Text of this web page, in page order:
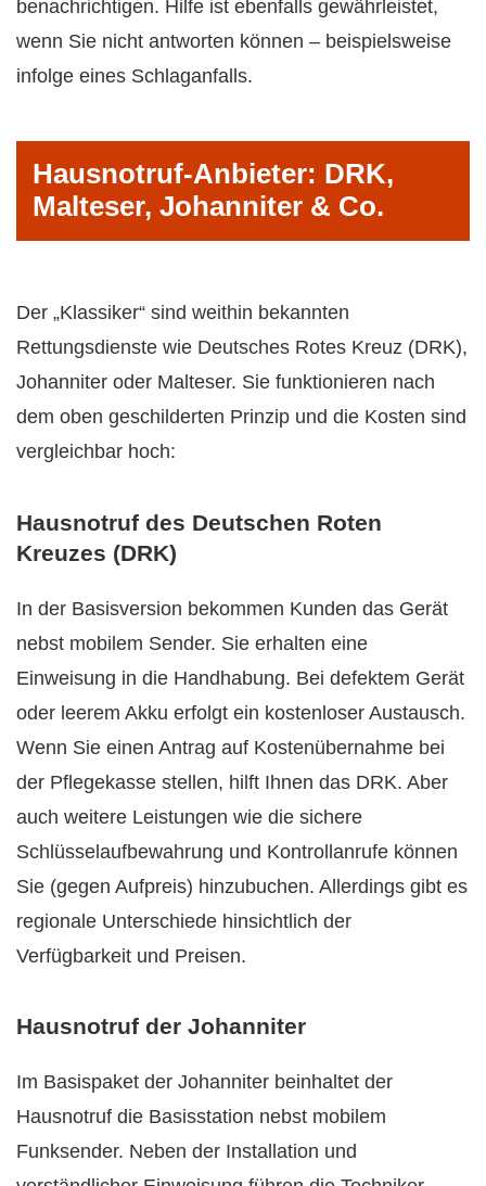
benachrichtigen. Hilfe ist ebenfalls gewährleistet,
wenn Sie nicht antworten können – beispielsweise
infolge eines Schlaganfalls.
Hausnotruf-Anbieter: DRK,
Malteser, Johanniter & Co.
Der „Klassiker“ sind weithin bekannten
Rettungsdienste wie Deutsches Rotes Kreuz (DRK),
Johanniter oder Malteser. Sie funktionieren nach
dem oben geschilderten Prinzip und die Kosten sind
vergleichbar hoch:
Hausnotruf des Deutschen Roten
Kreuzes (DRK)
In der Basisversion bekommen Kunden das Gerät
nebst mobilem Sender. Sie erhalten eine
Einweisung in die Handhabung. Bei defektem Gerät
oder leerem Akku erfolgt ein kostenloser Austausch.
Wenn Sie einen Antrag auf Kostenübernahme bei
der Pflegekasse stellen, hilft Ihnen das DRK. Aber
auch weitere Leistungen wie die sichere
Schlüsselaufbewahrung und Kontrollanrufe können
Sie (gegen Aufpreis) hinzubuchen. Allerdings gibt es
regionale Unterschiede hinsichtlich der
Verfügbarkeit und Preisen.
Hausnotruf der Johanniter
Im Basispaket der Johanniter beinhaltet der
Hausnotruf die Basisstation nebst mobilem
Funksender. Neben der Installation und